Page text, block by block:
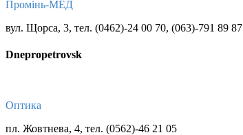
Промінь-МЕД
вул. Щорса, 3, тел. (0462)-24 00 70, (063)-791 89 87
Dnepropetrovsk
Оптика
пл. Жовтнева, 4, тел. (0562)-46 21 05